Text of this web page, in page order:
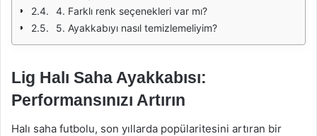
4. Farklı renk seçenekleri var mı?
5. Ayakkabıyı nasıl temizlemeliyim?
Lig Halı Saha Ayakkabısı:
Performansınızı Artırın
Halı saha futbolu, son yıllarda popülaritesini artıran bir